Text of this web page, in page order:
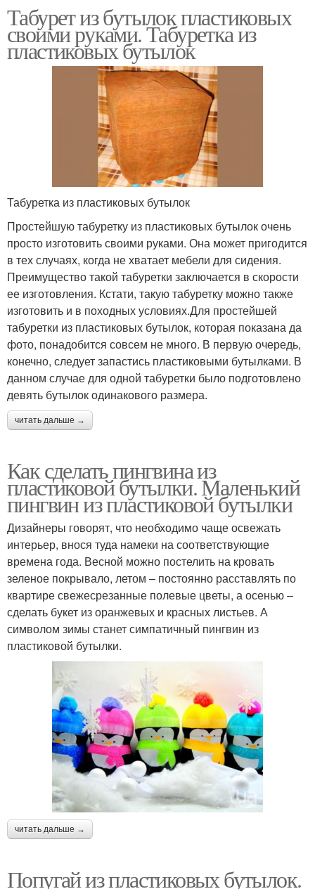
Табурет из бутылок пластиковых
своими руками. Табуретка из
пластиковых бутылок
Табуретка из пластиковых бутылок
Простейшую табуретку из пластиковых бутылок очень
просто изготовить своими руками. Она может пригодится
в тех случаях, когда не хватает мебели для сидения.
Преимущество такой табуретки заключается в скорости
ее изготовления. Кстати, такую табуретку можно также
изготовить и в походных условиях.Для простейшей
табуретки из пластиковых бутылок, которая показана да
фото, понадобится совсем не много. В первую очередь,
конечно, следует запастись пластиковыми бутылками. В
данном случае для одной табуретки было подготовлено
девять бутылок одинакового размера.
читать дальше →
Как сделать пингвина из
пластиковой бутылки. Маленький
пингвин из пластиковой бутылки
Дизайнеры говорят, что необходимо чаще освежать
интерьер, внося туда намеки на соответствующие
времена года. Весной можно постелить на кровать
зеленое покрывало, летом – постоянно расставлять по
квартире свежесрезанные полевые цветы, а осенью –
сделать букет из оранжевых и красных листьев. А
символом зимы станет симпатичный пингвин из
пластиковой бутылки.
читать дальше →
Попугай из пластиковых бутылок.